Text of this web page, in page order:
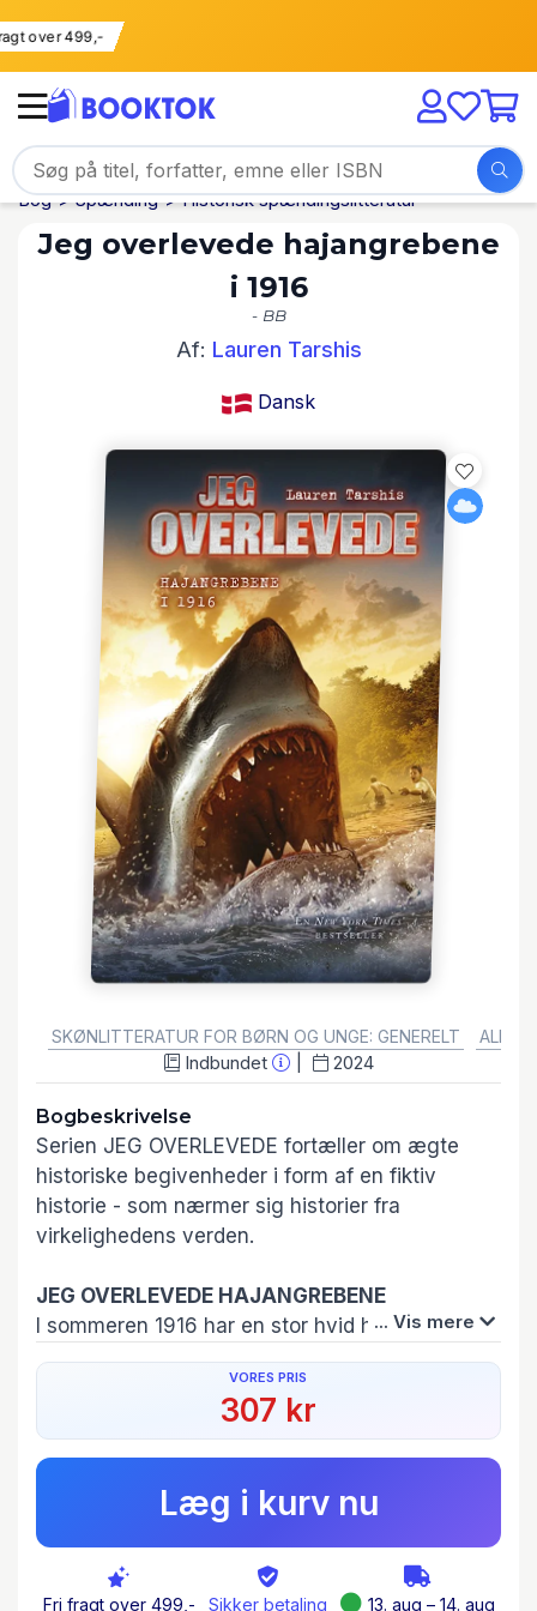
fragt over 499,-
Bog Spænding Historisk spændingslitteratur
Jeg overlevede hajangrebene
i 1916
- BB
Af: Lauren Tarshis
Dansk
SKØNLITTERATUR FOR BØRN OG UNGE: GENERELT
Indbundet 2024
Bogbeskrivelse
Serien JEG OVERLEVEDE fortæller om ægte
historiske begivenheder i form af en fiktiv
historie - som nærmer sig historier fra
virkelighedens verden.
JEG OVERLEVEDE HAJANGREBENE
I sommeren 1916 har en stor hvid haj angrebet
flere badegæster ved New Jerseys kyst. 11-
årige Chet er ude at bade med sine venner, da
han får øje på noget i vandet. Først er han
sikker på, at det bare er hans fantasi, der spiller
ham et puds, men det viser sig hurtigt at være
en stor, blodtørstig haj ...
Der er noget ved hajangreb, der er creepy
spændende! Bogen er velskrevet og nem at
... Vis mere
VORES PRIS
307 kr
Læg i kurv nu
Fri fragt over 499,- Sikker betaling 13. aug – 14. aug